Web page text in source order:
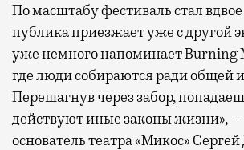
По масштабу фестиваль стал
публика приезжает уже с другой
уже немного напоминает Burning
где люди собираются ради общей
Перешагнув через забор,
действуют иные законы жизни»,
основатель театра «Микос»